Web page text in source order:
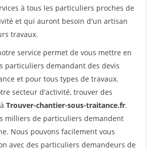
à tous les particuliers proches de
et qui auront besoin d'un artisan
travaux.
service permet de vous mettre en
particuliers demandant des devis
et pour tous types de travaux.
secteur d'activité, trouver des
Trouver-chantier-sous-traitance.fr.
milliers de particuliers demandent
Nous pouvons facilement vous
avec des particuliers demandeurs de